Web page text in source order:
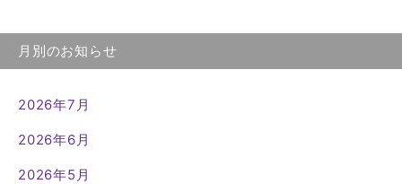
月別のお知らせ
2026年7月
2026年6月
2026年5月